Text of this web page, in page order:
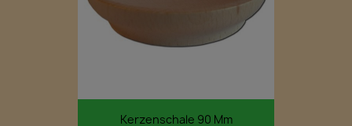
Kerzenschale 90 Mm